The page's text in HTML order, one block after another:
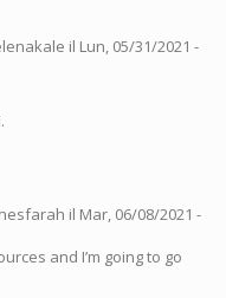
il Lun, 05/31/2021 -
il Mar, 06/08/2021 -
and I’m going to go